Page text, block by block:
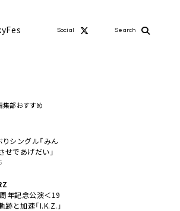
Social Search
集部おすすめ
シングル「みん
せであげだい」
周年記念公演＜19
跡と加速「I.K.Z.」